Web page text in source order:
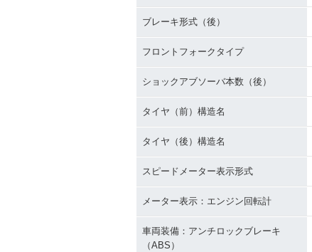
ブレーキ形式（後）
フロントフォークタイプ
ショックアブソーバ本数（後）
タイヤ（前）構造名
タイヤ（後）構造名
スピードメーター表示形式
メーター表示：エンジン回転計
車両装備：アンチロックブレーキ
（ABS）